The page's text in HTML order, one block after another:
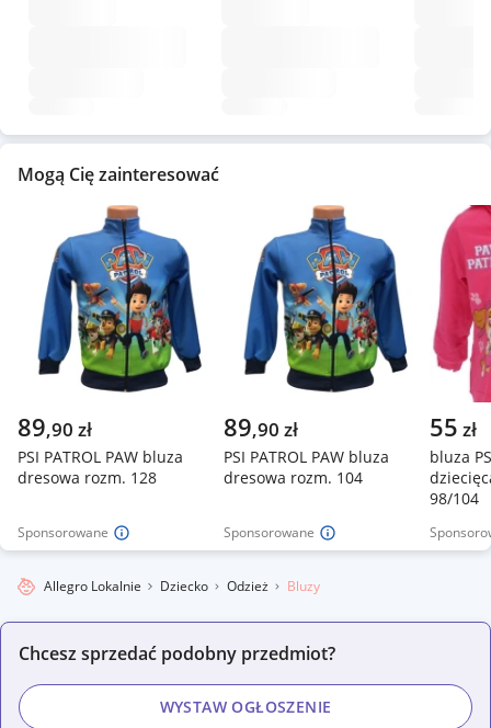
Mogą Cię zainteresować
Sponsorowane
89,90 zł
PSI PATROL PAW bluza
dresowa rozm. 128
Sponsorowane
89,90 zł
PSI PATROL PAW bluza
dresowa rozm. 104
55 zł
bluza
98/104
Allegro Lokalnie Dziecko Odzież Bluzy
Chcesz sprzedać podobny przedmiot?
WYSTAW OGŁOSZENIE